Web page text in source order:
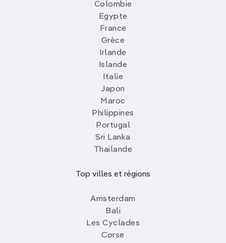
Colombie
Egypte
France
Grèce
Irlande
Islande
Italie
Japon
Maroc
Philippines
Portugal
Sri Lanka
Thailande
Top villes et régions
Amsterdam
Bali
Les Cyclades
Corse